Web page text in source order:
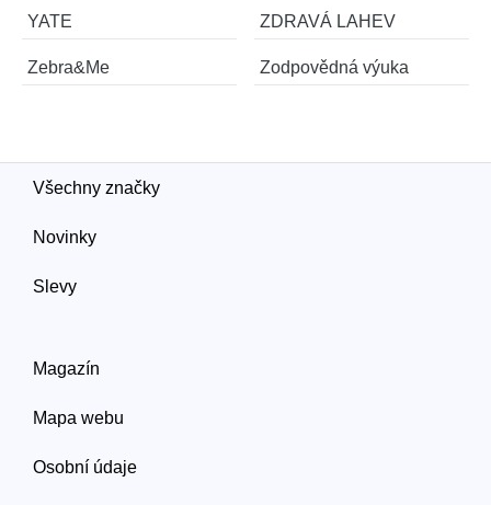
YATE ZDRAVÁ LAHEV
Zebra&Me Zodpovědná výuka
Všechny značky
Novinky
Slevy
Magazín
Mapa webu
Osobní údaje